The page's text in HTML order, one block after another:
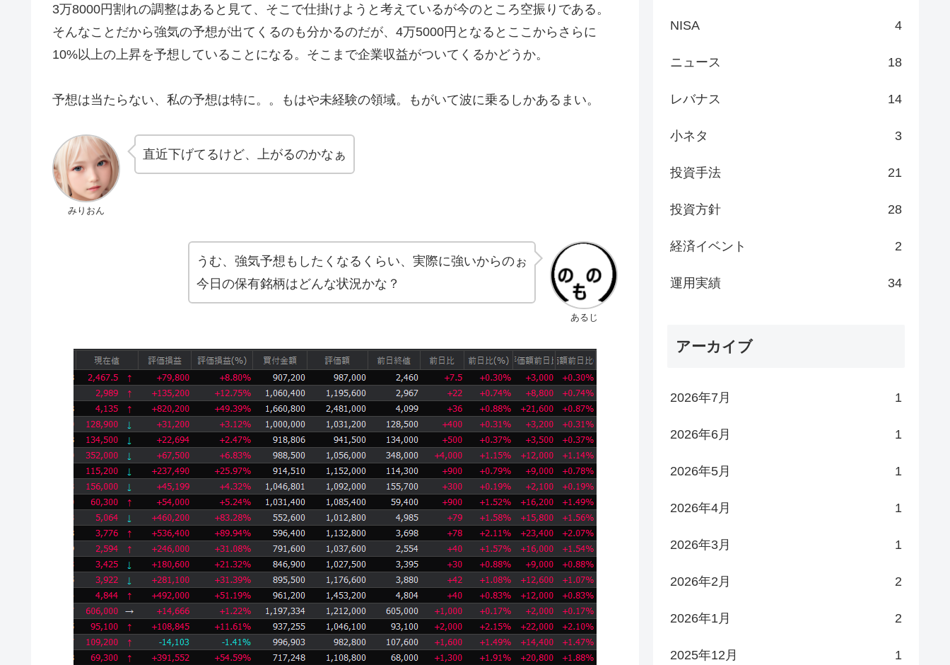
3万8000円割れの調整はあると見て、そこで仕掛けようと考えているが今のところ空振りである。
そんなことだから強気の予想が出てくるのも分かるのだが、4万5000円となるとここからさらに
10%以上の上昇を予想していることになる。そこまで企業収益がついてくるかどうか。
予想は当たらない、私の予想は特に。。もはや未経験の領域。もがいて波に乗るしかあるまい。
みりおん
直近下げてるけど、上がるのかなぁ
あるじ
うむ、強気予想もしたくなるくらい、実際に強いからのぉ
今日の保有銘柄はどんな状況かな？
NISA 4
ニュース 18
レバナス 14
小ネタ 3
投資手法 21
投資方針 28
経済イベント 2
運用実績 34
アーカイブ
2026年7月 1
2026年6月 1
2026年5月 1
2026年4月 1
2026年3月 1
2026年2月 2
2026年1月 2
2025年12月 1